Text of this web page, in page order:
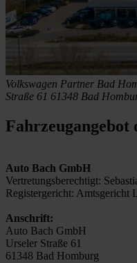
Volkswagen Partner Bad
Straße 61 61348 Bad
Auto Bach GmbH
Vertretungsberechtigt:
Registergericht: Amtsgericht
Anschrift:
Auto Bach GmbH
Urseler Straße 61
61348 Bad Homburg